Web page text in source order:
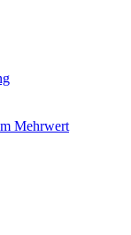
Mehrwert